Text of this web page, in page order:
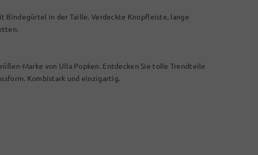
Bindegürtel in der Taille. Verdeckte Knopfleiste, lange
Marke von Ulla Popken. Entdecken Sie tolle Trendteile
Kombistark und einzigartig.